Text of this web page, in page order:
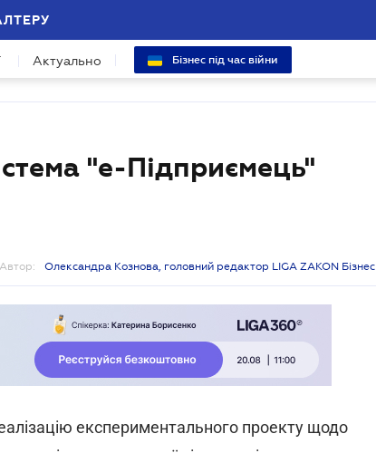
Актуально Бізнес під час війни
"е-Підприємець"
Автор: Олександра Кознова, головний редактор LIGA ZAKON Бізнес
експериментального проекту щодо